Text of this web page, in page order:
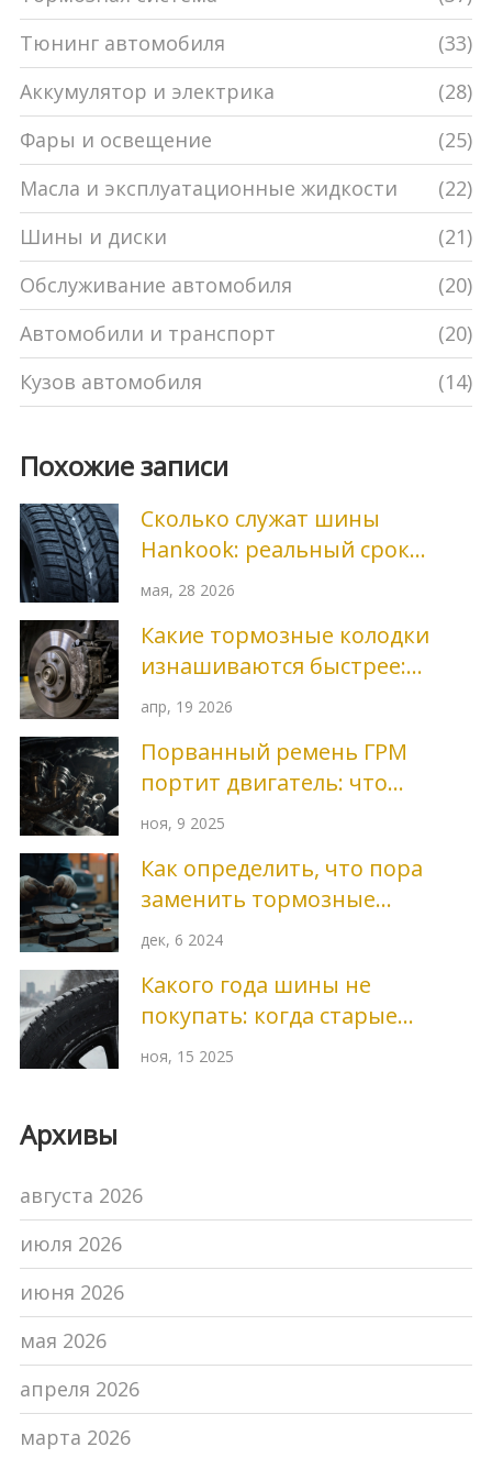
Тюнинг автомобиля
(33)
Аккумулятор и электрика
(28)
Фары и освещение
(25)
Масла и эксплуатационные жидкости
(22)
Шины и диски
(21)
Обслуживание автомобиля
(20)
Автомобили и транспорт
(20)
Кузов автомобиля
(14)
Похожие записи
Сколько служат шины
Hankook: реальный срок
службы, пробег и правила
мая, 28 2026
Какие тормозные колодки
изнашиваются быстрее:
передние или задние и
апр, 19 2026
Порванный ремень ГРМ
портит двигатель: что
происходит и как этого
ноя, 9 2025
Как определить, что пора
заменить тормозные
колодки: простые советы и
дек, 6 2024
Какого года шины не
покупать: когда старые
покрышки становятся
ноя, 15 2025
Архивы
августа 2026
июля 2026
июня 2026
мая 2026
апреля 2026
марта 2026